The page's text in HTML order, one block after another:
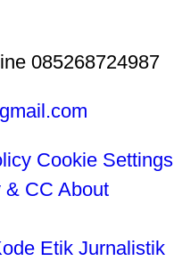
085268724987
Cookie Settings
& CC About
Etik Jurnalistik